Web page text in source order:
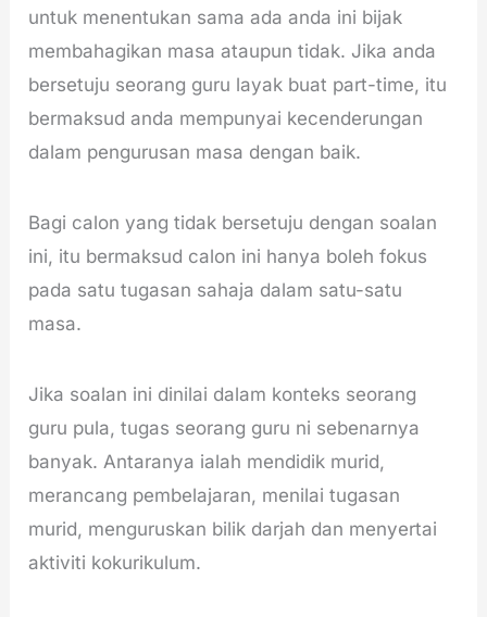
untuk menentukan sama ada anda ini bijak
membahagikan masa ataupun tidak. Jika anda
bersetuju seorang guru layak buat part-time, itu
bermaksud anda mempunyai kecenderungan
dalam pengurusan masa dengan baik.
Bagi calon yang tidak bersetuju dengan soalan
ini, itu bermaksud calon ini hanya boleh fokus
pada satu tugasan sahaja dalam satu-satu
masa.
Jika soalan ini dinilai dalam konteks seorang
guru pula, tugas seorang guru ni sebenarnya
banyak. Antaranya ialah mendidik murid,
merancang pembelajaran, menilai tugasan
murid, menguruskan bilik darjah dan menyertai
aktiviti kokurikulum.